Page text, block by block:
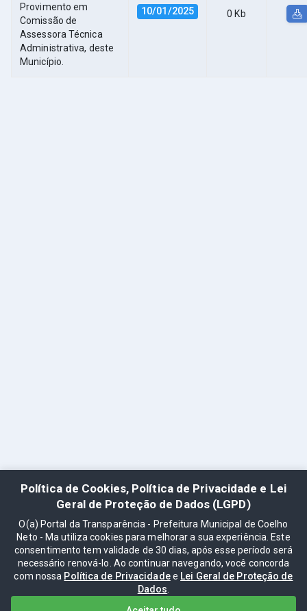
Provimento em
Comissão de
Assessora Técnica
Administrativa, deste
Município.
10/01/2025 0 Kb
Política de Cookies, Política de Privacidade e Lei
Geral de Proteção de Dados (LGPD)
O(a) Portal da Transparência - Prefeitura Municipal de Coelho
Neto - Ma utiliza cookies para melhorar a sua experiência. Este
consentimento tem validade de 30 dias, após esse período será
necessário renová-lo. Ao continuar navegando, você concorda
com nossa Política de Privacidadee Lei Geral de Proteção de
Dados